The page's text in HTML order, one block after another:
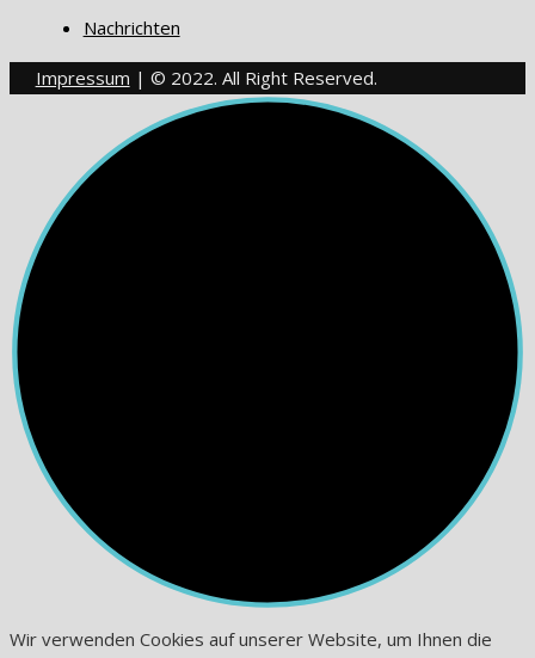
Nachrichten
Impressum | © 2022. All Right Reserved.
Wir verwenden Cookies auf unserer Website, um Ihnen die